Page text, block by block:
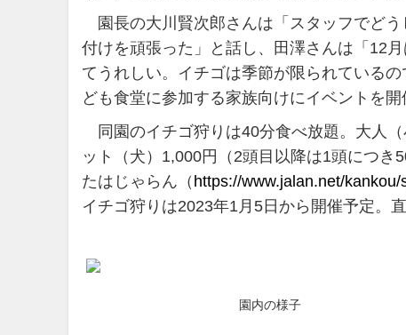
園長の大川賢次郎さんは「スタッフでど
付けを頑張った」と話し、田澤さんは「12
てうれしい。イチゴは季節が限られている
ども食堂に参加する家族向けにイベントを開
同園のイチゴ狩りは40分食べ放題。大人
ット（犬）1,000円（2頭目以降は1頭につき
たはじゃらん（ https://www.jalan.net/
イチゴ狩りは2023年1月5日から開催予定。
園内の様子